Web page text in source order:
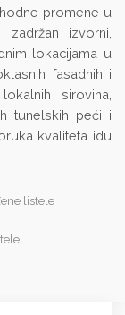
promene u
izvorni,
lokacijama u
fasadnih i
sirovina,
tunelskih peći i
kvaliteta idu
listele